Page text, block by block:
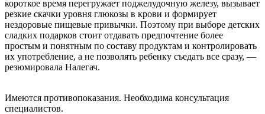
короткое время перегружает поджелудочную железу, вызывает
резкие скачки уровня глюкозы в крови и формирует
нездоровые пищевые привычки. Поэтому при выборе детских
сладких подарков стоит отдавать предпочтение более
простым и понятным по составу продуктам и контролировать
их употребление, а не позволять ребенку съедать все сразу, —
резюмировала Налегач.
Имеются противопоказания. Необходима консультация
специалистов.